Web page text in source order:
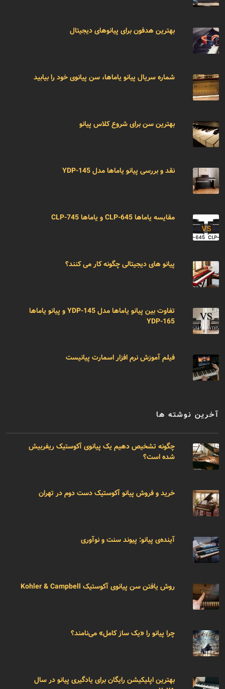
بهترین هدفون برای پیانوهای دیجیتال
شماره سریال پیانو یاماها، سن پیانوی خود را بیابید
بهترین سن برای شروع کلاس پیانو
نقد و بررسی پیانو یاماها مدل YDP-145
مقایسه یاماها CLP-645 و یاماها CLP-745
پیانو های دیجیتالی چگونه کار می کنند؟
تفاوت بین پیانو یاماها مدل YDP-145 و پیانو یاماها
YDP-165
فیلم آموزش نرم افزار اسمارت پیانیست
آخرین نوشته ها
چگونه تشخیص دهیم یک پیانوی آکوستیک ریفربیش
شده است؟
خرید و فروش پیانو آکوستیک دست دوم در تهران
آینده‌ی پیانو: پیوند سنت و نوآوری
روش یافتن سن پیانوی آکوستیک Kohler & Campbell
چرا پیانو را «یک ساز کامل» می‌نامند؟
بهترین اپلیکیشن رایگان برای یادگیری پیانو در سال